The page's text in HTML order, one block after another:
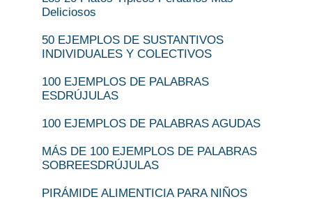
Deliciosos
50 EJEMPLOS DE SUSTANTIVOS
INDIVIDUALES Y COLECTIVOS
100 EJEMPLOS DE PALABRAS
ESDRÚJULAS
100 EJEMPLOS DE PALABRAS AGUDAS
MÁS DE 100 EJEMPLOS DE PALABRAS
SOBREESDRÚJULAS
PIRÁMIDE ALIMENTICIA PARA NIÑOS